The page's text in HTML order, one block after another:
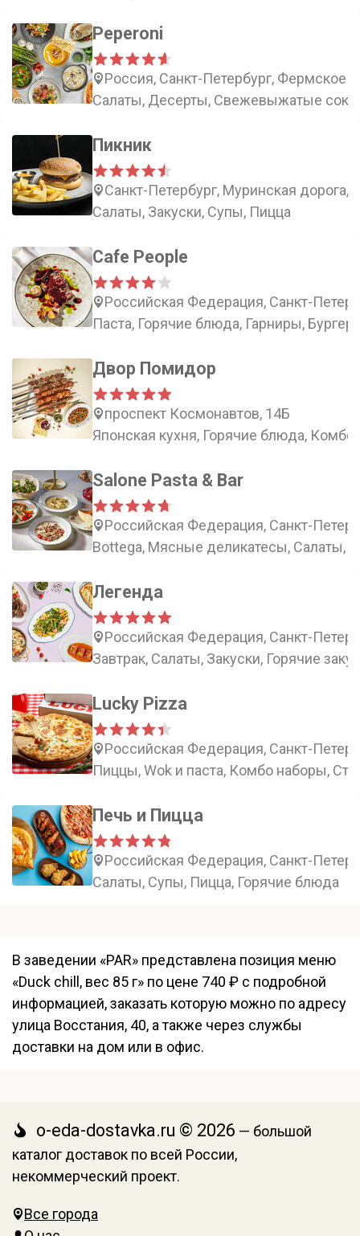
Peperoni
Россия, Санкт-Петербург, Фермское
Салаты, Десерты, Свежевыжатые
Пикник
Санкт-Петербург, Муринская дорога,
Салаты, Закуски, Супы, Пицца
Cafe People
Российская Федерация, Санкт-
Паста, Горячие блюда, Гарниры,
Двор Помидор
проспект Космонавтов, 14Б
Японская кухня, Горячие блюда, Комбо,
Salone Pasta & Bar
Российская Федерация, Санкт-
Bottega, Мясные деликатесы, Салаты,
Легенда
Российская Федерация, Санкт-
Завтрак, Салаты, Закуски, Горячие
Lucky Pizza
Российская Федерация, Санкт-
Пиццы, Wok и паста, Комбо наборы,
Печь и Пицца
Российская Федерация, Санкт-
Салаты, Супы, Пицца, Горячие блюда
В заведении «PAR» представлена позиция меню
«Duck chill, вес 85 г» по цене 740 ₽ с подробной
информацией, заказать которую можно по адресу
улица Восстания, 40, а также через службы
доставки на дом или в офис.
o-eda-dostavka.ru © 2026 — большой
каталог доставок по всей России,
некоммерческий проект.
Все города